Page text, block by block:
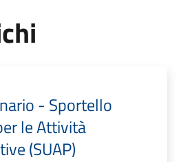
- Sportello
le Attività
(SUAP)